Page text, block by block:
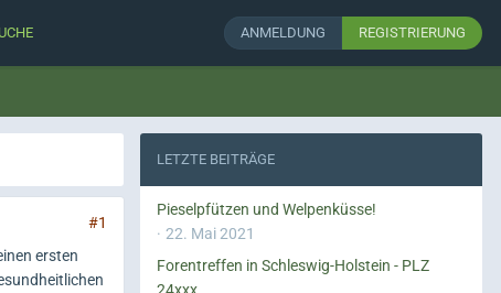
ANMELDUNG REGISTRIERUNG
#1
ersten
LETZTE BEITRÄGE
Pieselpfützen und Welpenküsse!
22. Mai 2021
Forentreffen in Schleswig-Holstein - PLZ